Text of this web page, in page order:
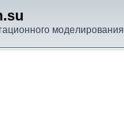
моделирования